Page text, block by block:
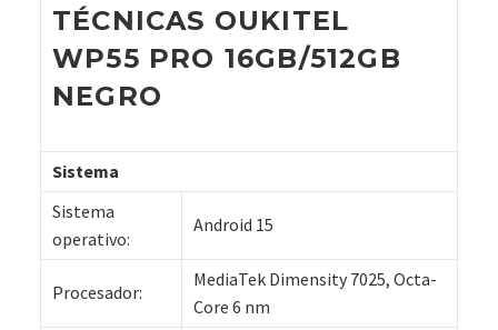
TÉCNICAS OUKITEL
WP55 PRO 16GB/512GB
NEGRO
Sistema
Sistema
operativo:
Android 15
Procesador:
MediaTek Dimensity 7025, Octa-
Core 6 nm